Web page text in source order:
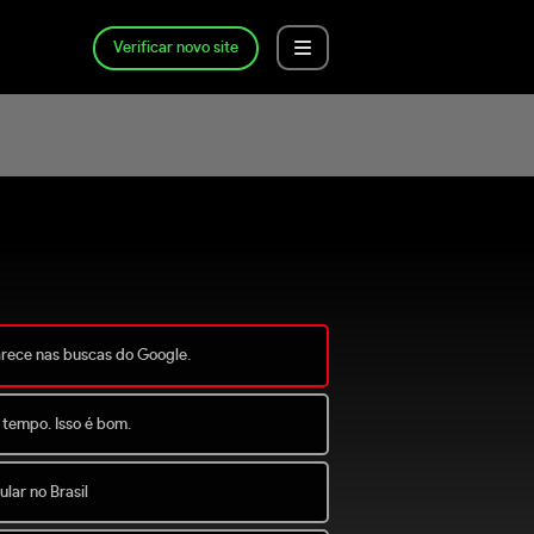
Verificar novo site
nas buscas do Google.
Isso é bom.
no Brasil